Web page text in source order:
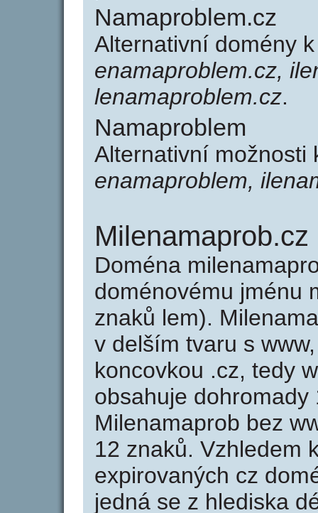
Namaproblem.cz
Alternativní domény
enamaproblem.cz,
lenamaproblem.cz.
Namaproblem
Alternativní možnosti
enamaproblem,
Milenamaprob.cz
Doména
doménovému jménu
znaků lem).
v delším tvaru s
koncovkou .cz, tedy
obsahuje
Milenamaprob bez
12 znaků. Vzhledem
expirovaných cz
jedná se z hlediska